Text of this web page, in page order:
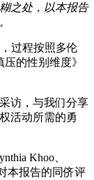
之处，以本报告
。
过程按照多伦
的性别维度》
访，与我们分享
活动所需的勇
Khoo、
本报告的同侪评